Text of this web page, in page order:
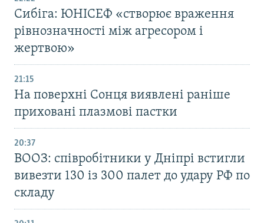
Сибіга: ЮНІСЕФ «створює враження
рівнозначності між агресором і
жертвою»
21:15
На поверхні Сонця виявлені раніше
приховані плазмові пастки
20:37
ВООЗ: співробітники у Дніпрі встигли
вивезти 130 із 300 палет до удару РФ по
складу